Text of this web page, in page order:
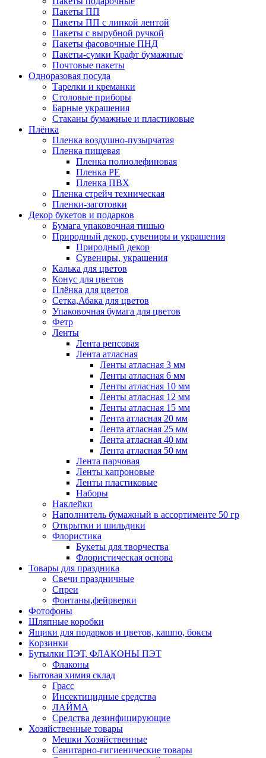
Пакеты ПП
Пакеты ПП с липкой лентой
Пакеты с вырубной ручкой
Пакеты фасовочные ПНД
Пакеты-сумки Крафт бумажные
Почтовые пакеты
Одноразовая посуда
Тарелки и креманки
Столовые приборы
Барные украшения
Стаканы бумажные и пластиковые
Плёнка
Пленка воздушно-пузырчатая
Пленка пищевая
Пленка полиолефиновая
Пленка PE
Пленка ПВХ
Пленка стрейч техническая
Пленки-заготовки
Декор букетов и подарков
Бумага упаковочная тишью
Природный декор, сувениры и украшения
Природный декор
Сувениры, украшения
Калька для цветов
Конус для цветов
Плёнка для цветов
Сетка,Абака для цветов
Упаковочная бумага для цветов
Фетр
Ленты
Лента репсовая
Лента атласная
Ленты атласная 3 мм
Ленты атласная 6 мм
Ленты атласная 10 мм
Ленты атласная 12 мм
Ленты атласная 15 мм
Лента атласная 20 мм
Лента атласная 25 мм
Лента атласная 40 мм
Лента атласная 50 мм
Лента парчовая
Ленты капроновые
Ленты пластиковые
Наборы
Наклейки
Наполнитель бумажный в ассортименте 50 гр
Открытки и шильдики
Флористика
Букеты для творчества
Флористическая основа
Товары для праздника
Свечи праздничные
Спреи
Фонтаны,фейрверки
Фотофоны
Шляпные коробки
Ящики для подарков и цветов, кашпо, боксы
Корзинки
Бутылки ПЭТ, ФЛАКОНЫ ПЭТ
Флаконы
Бытовая химия склад
Грасс
Инсектицидные средства
ЛАЙМА
Средства дезинфицирующие
Хозяйственные товары
Мешки Хозяйственные
Санитарно-гигиенические товары